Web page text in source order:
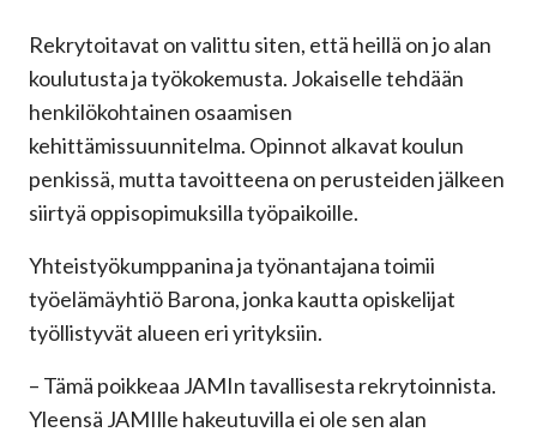
Rekrytoitavat on valittu siten, että heillä on jo alan
koulutusta ja työkokemusta. Jokaiselle tehdään
henkilökohtainen osaamisen
kehittämissuunnitelma. Opinnot alkavat koulun
penkissä, mutta tavoitteena on perusteiden jälkeen
siirtyä oppisopimuksilla työpaikoille.
Yhteistyökumppanina ja työnantajana toimii
työelämäyhtiö Barona, jonka kautta opiskelijat
työllistyvät alueen eri yrityksiin.
– Tämä poikkeaa JAMIn tavallisesta rekrytoinnista.
Yleensä JAMIlle hakeutuvilla ei ole sen alan